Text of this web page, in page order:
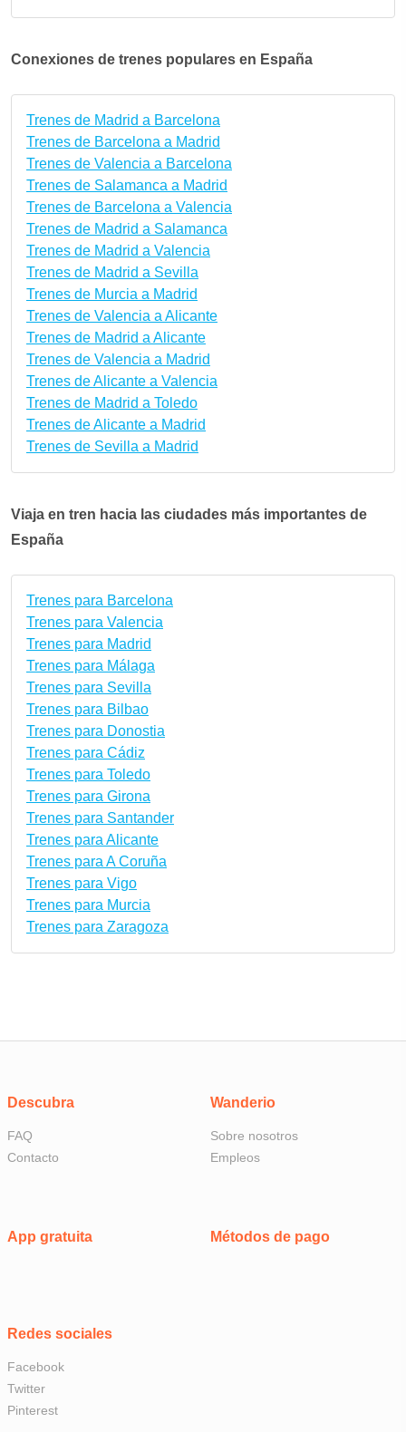
Conexiones de trenes populares en España
Trenes de Madrid a Barcelona
Trenes de Barcelona a Madrid
Trenes de Valencia a Barcelona
Trenes de Salamanca a Madrid
Trenes de Barcelona a Valencia
Trenes de Madrid a Salamanca
Trenes de Madrid a Valencia
Trenes de Madrid a Sevilla
Trenes de Murcia a Madrid
Trenes de Valencia a Alicante
Trenes de Madrid a Alicante
Trenes de Valencia a Madrid
Trenes de Alicante a Valencia
Trenes de Madrid a Toledo
Trenes de Alicante a Madrid
Trenes de Sevilla a Madrid
Viaja en tren hacia las ciudades más importantes de
España
Trenes para Barcelona
Trenes para Valencia
Trenes para Madrid
Trenes para Málaga
Trenes para Sevilla
Trenes para Bilbao
Trenes para Donostia
Trenes para Cádiz
Trenes para Toledo
Trenes para Girona
Trenes para Santander
Trenes para Alicante
Trenes para A Coruña
Trenes para Vigo
Trenes para Murcia
Trenes para Zaragoza
Descubra
FAQ
Contacto
Wanderio
Sobre nosotros
Empleos
App gratuita
Redes sociales
Facebook
Twitter
Pinterest
Métodos de pago